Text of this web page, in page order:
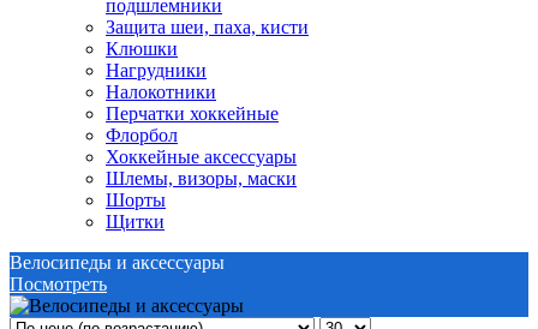
подшлемники
Защита шеи, паха, кисти
Клюшки
Нагрудники
Налокотники
Перчатки хоккейные
Флорбол
Хоккейные аксессуары
Шлемы, визоры, маски
Шорты
Щитки
Велосипеды и аксессуары
Посмотреть